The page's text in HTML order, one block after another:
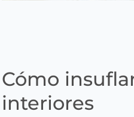
Cómo
interiores